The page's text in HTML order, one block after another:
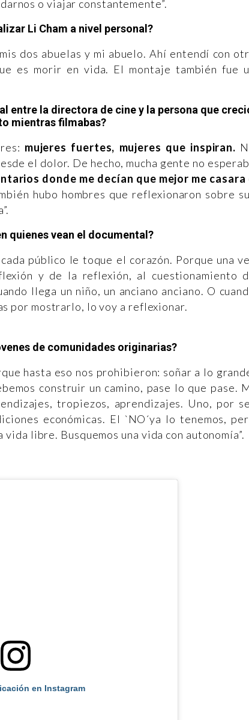
o viajar constantemente”.
Li Cham a nivel personal?
dos abuelas y mi abuelo. Ahí entendí con
es morir en vida. El montaje también fue
entre la directora de cine y la persona que
mientras filmabas?
mujeres fuertes, mujeres que inspiran.
el dolor. De hecho, mucha gente no
donde me decían que mejor me casara
hubo hombres que reflexionaron sobre
quienes vean el documental?
público le toque el corazón. Porque una
y de la reflexión, al cuestionamiento
llega un niño, un anciano anciano. O
por mostrarlo, lo voy a reflexionar.
de comunidades originarias?
hasta eso nos prohibieron: soñar a lo
construir un camino, pase lo que pase.
tropiezos, aprendizajes. Uno, por
económicas. El `NO´ya lo tenemos,
libre. Busquemos una vida con autonomía”.
en Instagram